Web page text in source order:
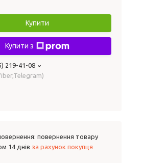
Купити
Купити з
219-41-08
повернення товару
14 днів за рахунок покупця